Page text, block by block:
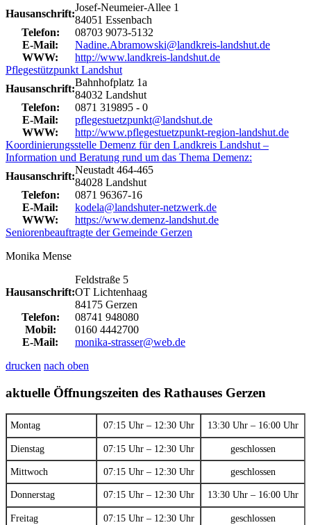
Hausanschrift:
Josef-Neumeier-Allee 1
84051 Essenbach
Telefon:
08703 9073-5132
E-Mail:
Nadine.Abramowski@landkreis-landshut.de
WWW:
http://www.landkreis-landshut.de
Pflegestützpunkt Landshut
Hausanschrift:
Bahnhofplatz 1a
84032 Landshut
Telefon:
0871 319895 - 0
E-Mail:
pflegestuetzpunkt@landshut.de
WWW:
http://www.pflegestuetzpunkt-region-landshut.de
Koordinierungsstelle Demenz für den Landkreis Landshut –
Information und Beratung rund um das Thema Demenz:
Hausanschrift:
Neustadt 464-465
84028 Landshut
Telefon:
0871 96367-16
E-Mail:
kodela@landshuter-netzwerk.de
WWW:
https://www.demenz-landshut.de
Seniorenbeauftragte der Gemeinde Gerzen
Monika Mense
Hausanschrift:
Feldstraße 5
OT Lichtenhaag
84175 Gerzen
Telefon:
08741 948080
Mobil:
0160 4442700
E-Mail:
monika-strasser@web.de
drucken nach oben
aktuelle Öffnungszeiten des Rathauses Gerzen
Montag 07:15 Uhr – 12:30 Uhr 13:30 Uhr – 16:00 Uhr
Dienstag 07:15 Uhr – 12:30 Uhr geschlossen
Mittwoch 07:15 Uhr – 12:30 Uhr geschlossen
Donnerstag 07:15 Uhr – 12:30 Uhr 13:30 Uhr – 16:00 Uhr
Freitag 07:15 Uhr – 12:30 Uhr geschlossen